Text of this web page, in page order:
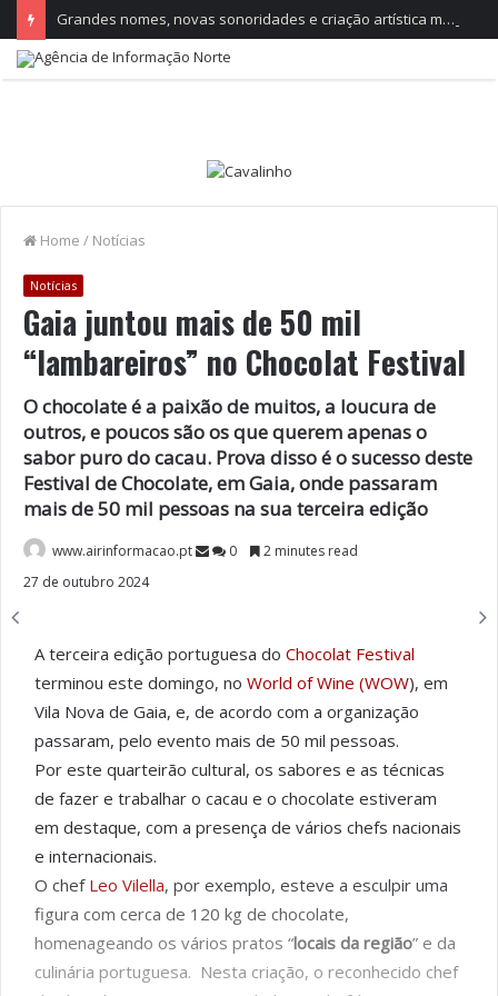
Grandes nomes, novas sonoridades e criação artística marcam a nova temporada do CTAL
Home / Notícias
Notícias
Gaia juntou mais de 50 mil
“lambareiros” no Chocolat Festival
O chocolate é a paixão de muitos, a loucura de
outros, e poucos são os que querem apenas o
sabor puro do cacau. Prova disso é o sucesso deste
Festival de Chocolate, em Gaia, onde passaram
mais de 50 mil pessoas na sua terceira edição
www.airinformacao.pt 0
2 minutes read
27 de outubro 2024
A terceira edição portuguesa do Chocolat Festival
terminou este domingo, no World of Wine (WOW), em
Vila Nova de Gaia, e, de acordo com a organização
passaram, pelo evento mais de 50 mil pessoas.
Por este quarteirão cultural, os sabores e as técnicas
de fazer e trabalhar o cacau e o chocolate estiveram
em destaque, com a presença de vários chefs nacionais
e internacionais.
O chef Leo Vilella, por exemplo, esteve a esculpir uma
figura com cerca de 120 kg de chocolate,
homenageando os vários pratos “locais da região” e da
culinária portuguesa. Nesta criação, o reconhecido chef